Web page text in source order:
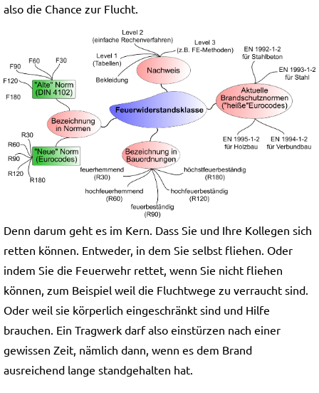
also die Chance zur Flucht.
Denn darum geht es im Kern. Dass Sie und Ihre Kollegen sich
retten können. Entweder, in dem Sie selbst fliehen. Oder
indem Sie die Feuerwehr rettet, wenn Sie nicht fliehen
können, zum Beispiel weil die Fluchtwege zu verraucht sind.
Oder weil sie körperlich eingeschränkt sind und Hilfe
brauchen. Ein Tragwerk darf also einstürzen nach einer
gewissen Zeit, nämlich dann, wenn es dem Brand
ausreichend lange standgehalten hat.